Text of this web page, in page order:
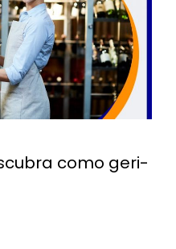
como geri-